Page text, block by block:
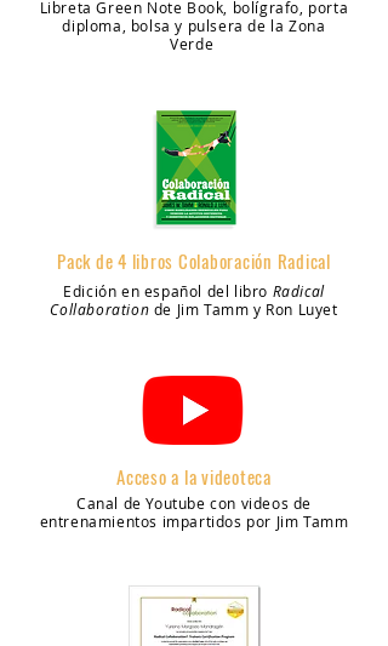
Libreta Green Note Book, bolígrafo, porta
diploma, bolsa y pulsera de la Zona
Verde
Pack de 4 libros Colaboración Radical
Edición en español del libro Radical
Collaboration de Jim Tamm y Ron Luyet
Acceso a la videoteca
Canal de Youtube con videos de
entrenamientos impartidos por Jim Tamm